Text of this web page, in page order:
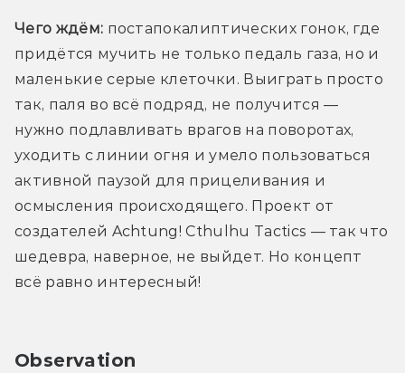
Чего ждём: постапокалиптических гонок, где
придётся мучить не только педаль газа, но и
маленькие серые клеточки. Выиграть просто
так, паля во всё подряд, не получится —
нужно подлавливать врагов на поворотах,
уходить с линии огня и умело пользоваться
активной паузой для прицеливания и
осмысления происходящего. Проект от
создателей Achtung! Cthulhu Tactics — так что
шедевра, наверное, не выйдет. Но концепт
всё равно интересный!
Observation